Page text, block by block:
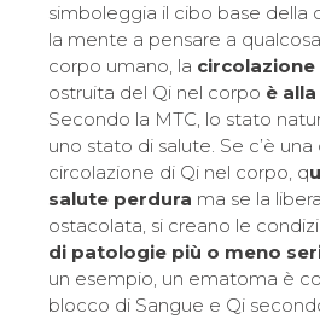
simboleggia il cibo base della
la mente a pensare a
corpo umano, la circolazione
ostruita del Qi nel corpo è
Secondo la MTC, lo stato
uno stato di salute. Se c’è
circolazione di Qi nel corpo, q
salute perdura ma se la
ostacolata, si creano le
di patologie più o meno
un esempio, un ematoma è
blocco di Sangue e Qi